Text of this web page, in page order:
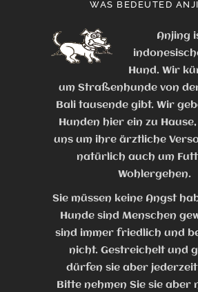
WAS BEDEUTED
Anjing
Hund. Wir
um Straßenhunde von
Bali tausende gibt. Wir
Hunden hier ein zu
uns um ihre ärztliche
natürlich auch um
Wohlergehen.
Sie müssen keine Angst
Hunde sind Menschen
sind immer friedlich und
nicht. Gestreichelt und
dürfen sie aber
Bitte nehmen Sie sie aber